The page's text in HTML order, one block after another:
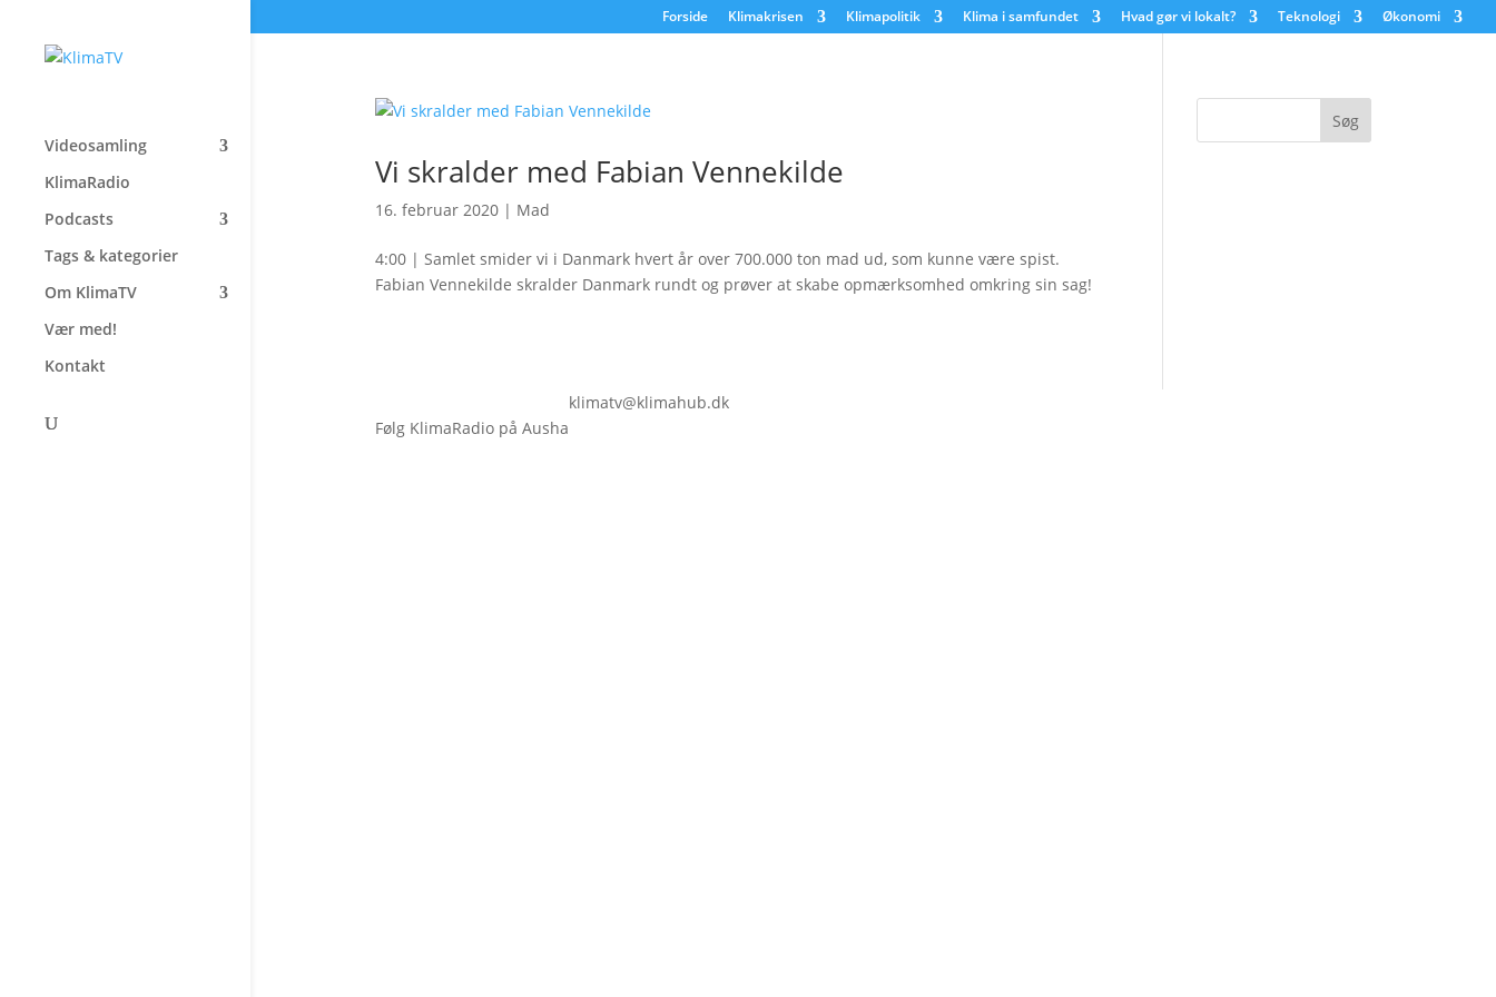
Forside Klimakrisen Klimapolitik Klima i samfundet Hvad gør vi lokalt? Teknologi Økonomi
Videosamling
KlimaRadio
Podcasts
Tags & kategorier
Om KlimaTV
Vær med!
Kontakt
Vi skralder med Fabian Vennekilde
16. februar 2020| Mad
4:00 | Samlet smider vi i Danmark hvert år over 700.000 ton mad ud, som kunne være spist.
Fabian Vennekilde skralder Danmark rundt og prøver at skabe opmærksomhed omkring sin sag!
Følg KlimaRadio på Ausha
klimatv@klimahub.dk